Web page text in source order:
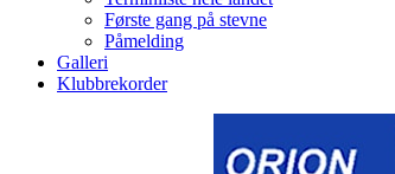
Første gang på stevne
Påmelding
Galleri
Klubbrekorder